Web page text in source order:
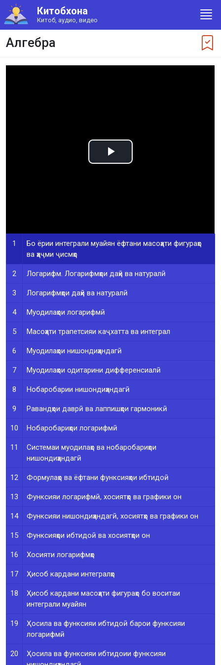
Китобхона
Китоб, аудио, видео
Алгебра
Play
1
Бо ёрии интеграли муайян ёфтани масоҳати фигураҳо
ва ҳаҷми ҷисмҳо
2 Логарифм. Логарифмҳои даҳӣ ва натуралӣ
3 Логарифмҳои даҳӣ ва натуралӣ
4 Муодилаҳои логарифмӣ
5 Масоҳати трапетсияи каҷхатта ва интеграл
6 Муодилаҳои нишондиҳандагӣ
7 Муодилаҳои одитарини дифференсиалӣ
8 Нобаробарии нишондиҳандагӣ
9 Равандҳои даврӣ ва лаппишҳои гармоникӣ
10 Нобаробариҳои логарифмӣ
11
Системаи муодилаҳо ва нобаробариҳои
нишондиҳандагӣ
12 Формулаҳо ва ёфтани функсияҳои ибтидоӣ
13 Функсияи логарифмӣ, хосиятҳо ва графики он
14 Функсияи нишондиҳандагӣ, хосиятҳо ва графики он
15 Функсияҳои ибтидоӣ ва хосиятҳои он
16 Хосияти логарифмҳо
17 Ҳисоб кардани интегралҳо
18
Ҳисоб кардани масоҳати фигураҳо бо воситаи
интеграли муайян
19
Ҳосила ва функсияи ибтидоӣ барои функсияи
логарифмӣ
20
Ҳосила ва функсияи ибтидоии функсияи